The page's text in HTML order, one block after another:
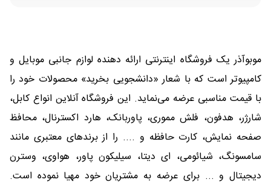
موبوآذر یک فروشگاه اینترنتی ارائه دهنده لوازم جانبی موبایل و
کامپیوتر است که با شعار «دانشجویی بخرید» محصولات خود را
با قیمت مناسبی عرضه می‎‌نماید. این فروشگاه آنلاین انواع کابل،
شارژر، هدفون، فلش مموری، پاوربانک، هارد اکسترنال، محافظ
صفحه نمایش، کارت حافظه و .... را از برندهای معتبری مانند
سامسونگ، شیائومی، ای دیتا، سیلیکون پاور، هواوی، وسترن
دیجیتال و ... برای عرضه به مشتریان خود مهیا نموده است.